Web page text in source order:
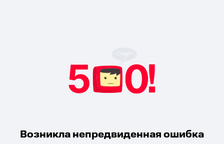
Возникла непредвиденная ошибка